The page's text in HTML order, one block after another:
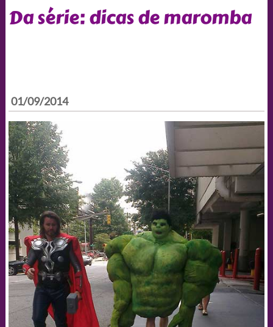
Da série: dicas de maromba
01/09/2014